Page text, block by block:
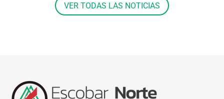
VER TODAS LAS NOTICIAS